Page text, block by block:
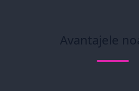
Avantajele